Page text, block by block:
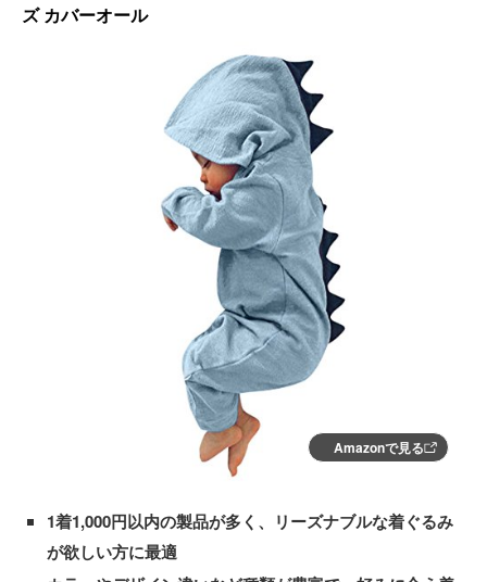
ズ カバーオール
Amazonで見る
1着1,000円以内の製品が多く、リーズナブルな着ぐるみ
が欲しい方に最適